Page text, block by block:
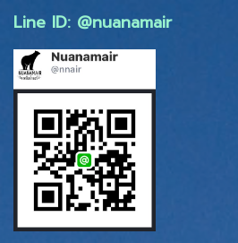
Line ID: @nuanamair